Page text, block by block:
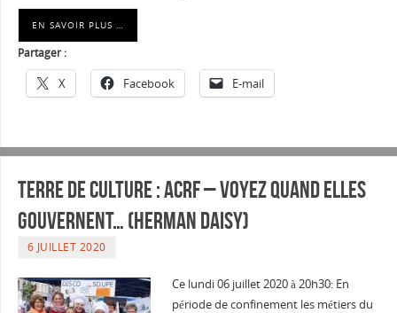
EN SAVOIR PLUS …
Partager :
X Facebook E-mail
Terre de culture : ACRF – Voyez quand elles
gouvernent… (Herman Daisy)
6 JUILLET 2020
Ce lundi 06 juillet 2020 à 20h30: En
période de confinement les métiers du